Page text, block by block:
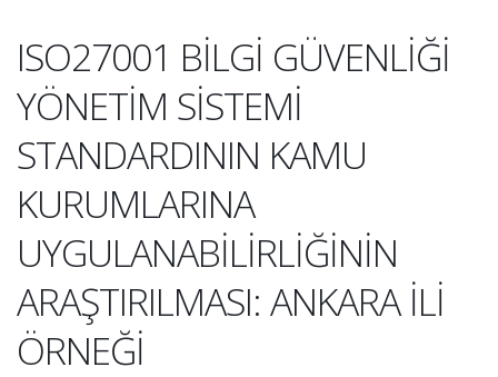
ISO27001 BİLGİ GÜVENLİĞİ
YÖNETİM SİSTEMİ
STANDARDININ KAMU
KURUMLARINA
UYGULANABİLİRLİĞİNİN
ARAŞTIRILMASI: ANKARA İLİ
ÖRNEĞİ